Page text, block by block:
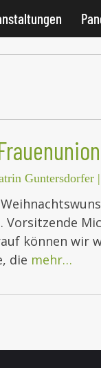
Guntersdorfer |
Vorsitzende
können wir
die mehr…